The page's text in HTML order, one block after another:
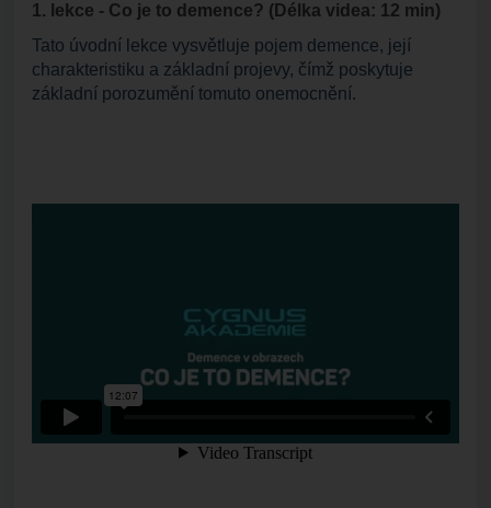
1. lekce - Co je to demence? (Délka videa: 12 min)
Tato úvodní lekce vysvětluje pojem demence, její
charakteristiku a základní projevy, čímž poskytuje
základní porozumění tomuto onemocnění.